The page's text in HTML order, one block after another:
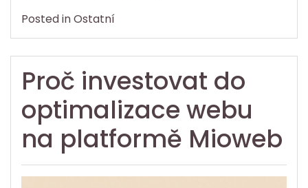
Posted inOstatní
Proč investovat do
optimalizace webu
na platformě Mioweb